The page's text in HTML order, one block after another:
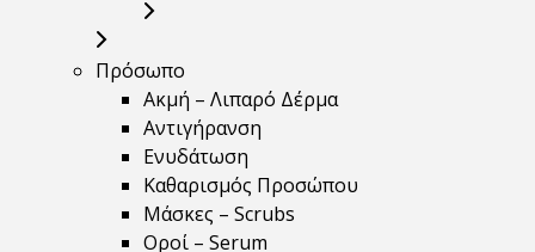
Πρόσωπο
Ακμή – Λιπαρό Δέρμα
Αντιγήρανση
Ενυδάτωση
Καθαρισμός Προσώπου
Μάσκες – Scrubs
Οροί – Serum